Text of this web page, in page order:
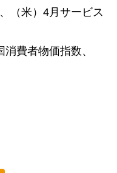
（米）4月サービス
費者物価指数、